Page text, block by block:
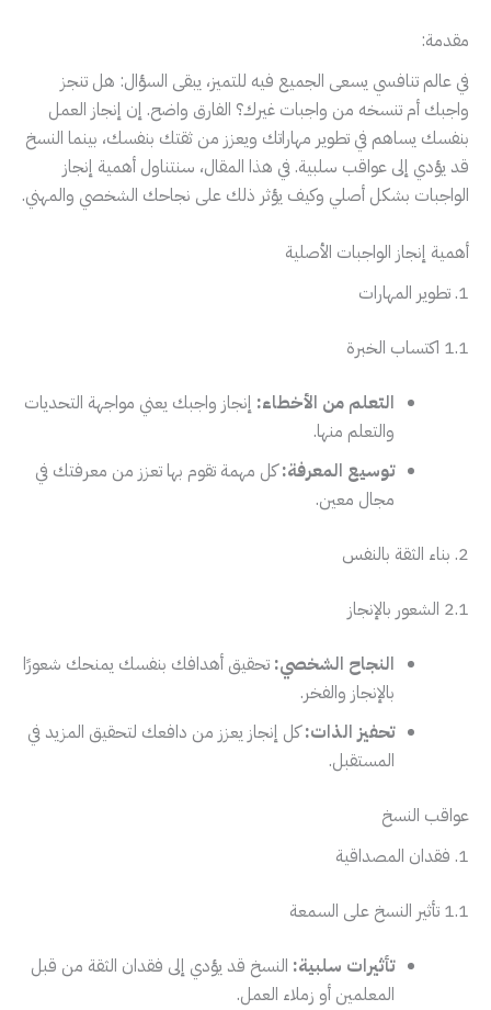
مقدمة:
في عالم تنافسي يسعى الجميع فيه للتميز، يبقى السؤال: هل تنجز
واجبك أم تنسخه من واجبات غيرك؟ الفارق واضح. إن إنجاز العمل
بنفسك يساهم في تطوير مهاراتك ويعزز من ثقتك بنفسك، بينما النسخ
قد يؤدي إلى عواقب سلبية. في هذا المقال، سنتناول أهمية إنجاز
الواجبات بشكل أصلي وكيف يؤثر ذلك على نجاحك الشخصي والمهني.
أهمية إنجاز الواجبات الأصلية
1. تطوير المهارات
1.1 اكتساب الخبرة
التعلم من الأخطاء: إنجاز واجبك يعني مواجهة التحديات
والتعلم منها.
توسيع المعرفة:كل مهمة تقوم بها تعزز من معرفتك في
مجال معين.
2. بناء الثقة بالنفس
2.1 الشعور بالإنجاز
النجاح الشخصي: تحقيق أهدافك بنفسك يمنحك شعورًا
بالإنجاز والفخر.
تحفيز الذات:كل إنجاز يعزز من دافعك لتحقيق المزيد في
المستقبل.
عواقب النسخ
1. فقدان المصداقية
1.1 تأثير النسخ على السمعة
تأثيرات سلبية: النسخ قد يؤدي إلى فقدان الثقة من قبل
المعلمين أو زملاء العمل.